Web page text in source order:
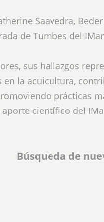
Saavedra,
de Tumbes del
sus hallazgos
la acuicultura,
prácticas
científico del
Búsqueda de